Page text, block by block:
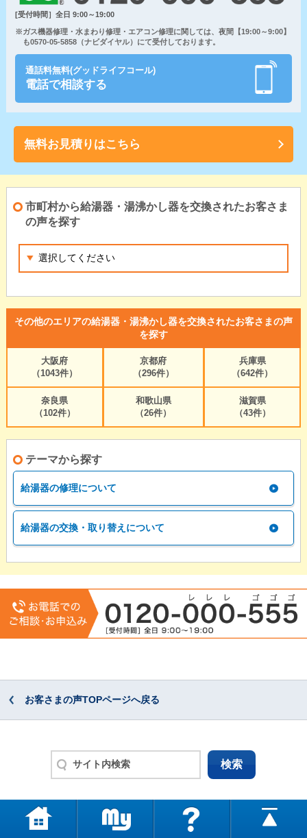
[受付時間］全日 9:00～19:00
※ガス機器修理・水まわり修理・エアコン修理に関しては、夜間【19:00～9:00】
も0570-05-5858（ナビダイヤル）にて受付しております。
通話料無料(グッドライフコール)
電話で相談する
無料お見積りはこちら
市町村から給湯器・湯沸かし器を交換されたお客さま
の声を探す
その他のエリアの給湯器・湯沸かし器を交換されたお客さまの声
を探す
大阪府
（1043件）
京都府
（296件）
兵庫県
（642件）
奈良県
（102件）
和歌山県
（26件）
滋賀県
（43件）
テーマから探す
給湯器の修理について
給湯器の交換・取り替えについて
お客さまの声TOPページへ戻る